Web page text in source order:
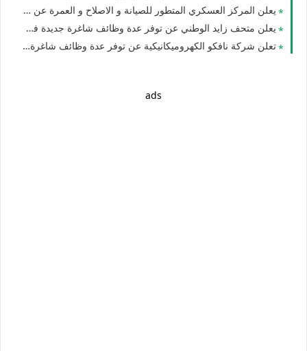
يعلن المركز العسكري المتطور للصيانة و الاصلاح و العمرة عن توفر عدة وظائف شاغرة جديدة للجنسيين في الامارات
يعلن متحف زايد الوطني عن توفر عدة وظائف شاغرة جديدة في مختلف التخصصات للوافدين والمقيمين في الامارات
تعلن شركة نافكو الكهروميكانيكية عن توفر عدة وظائف شاغرة جديدة للرجال والنساء بالامارات
ads